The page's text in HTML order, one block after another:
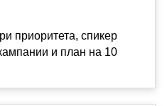
приоритета, спикер
и план на 10